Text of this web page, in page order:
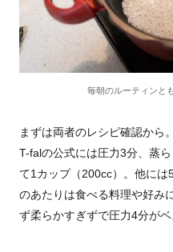
毎朝のルーティンと
まずは両者のレシピ確認から
T-falの公式には圧力3分、蒸
て1カップ（200cc）。他には
のあたりは食べる料理や好み
ず柔らかすぎずで圧力4分がベ